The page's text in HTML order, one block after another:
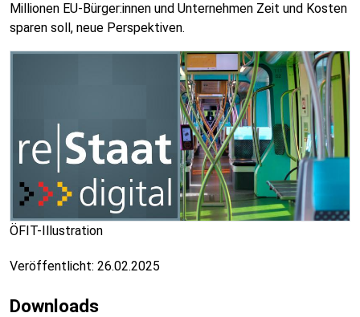
Millionen EU-Bürger:innen und Unternehmen Zeit und Kosten
sparen soll, neue Perspektiven.
ÖFIT-Illustration
Veröffentlicht: 26.02.2025
Downloads